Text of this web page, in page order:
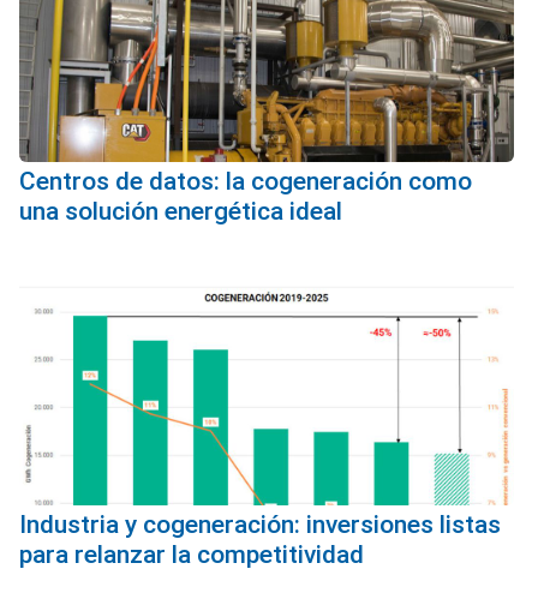
Centros de datos: la cogeneración como
una solución energética ideal
Industria y cogeneración: inversiones listas
para relanzar la competitividad